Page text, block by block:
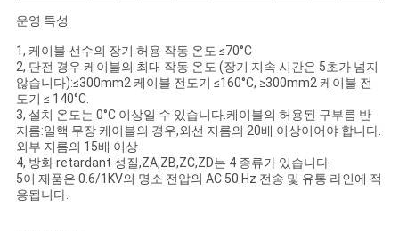
운영 특성
1, 케이블 선수의 장기 허용 작동 온도 ≤70°C
2, 단전 경우 케이블의 최대 작동 온도 (장기 지속 시간은 5초가 넘지
않습니다):≤300mm2 케이블 전도기 ≤160°C, ≥300mm2 케이블 전
도기 ≤ 140°C.
3, 설치 온도는 0°C 이상일 수 있습니다.케이블의 허용된 구부름 반
지름:일핵 무장 케이블의 경우,외선 지름의 20배 이상이어야 합니다.
외부 지름의 15배 이상
4, 방화 retardant 성질,ZA,ZB,ZC,ZD는 4 종류가 있습니다.
5이 제품은 0.6/1KV의 명소 전압의 AC 50 Hz 전송 및 유통 라인에 적
용됩니다.